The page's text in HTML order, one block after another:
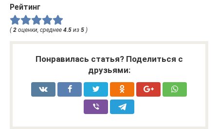
Рейтинг
( 2 оценки, среднее 4.5 из 5 )
Понравилась статья? Поделиться с
друзьями: